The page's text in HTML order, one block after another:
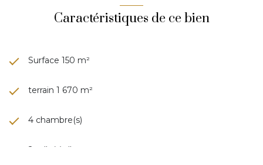
Caractéristiques de ce bien
Surface 150 m²
terrain 1 670 m²
4 chambre(s)
2 salle(s) d'eau